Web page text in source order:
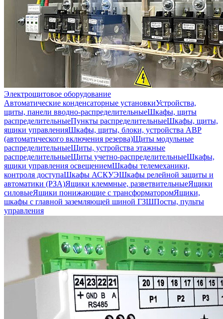
Электрощитовое оборудование
Автоматические конденсаторные установкиУстройства,
щиты, панели вводно-распределительныеШкафы, щиты
распределительныеПункты распределительныеШкафы, щиты,
ящики управленияШкафы, щиты, блоки, устройства АВР
(автоматического включения резерва)Щиты модульные
распределительныеЩиты, устройства этажные
распределительныеЩиты учетно-распределительныеШкафы,
ящики управления освещениемШкафы телемеханики,
контроля доступаШкафы АСКУЭШкафы релейной защиты и
автоматики (РЗА)Ящики клеммные, разветвительныеЯщики
силовыеЯщики понижающие с трансформаторомЯщики,
шкафы с главной заземляющей шиной ГЗШПосты, пульты
управления